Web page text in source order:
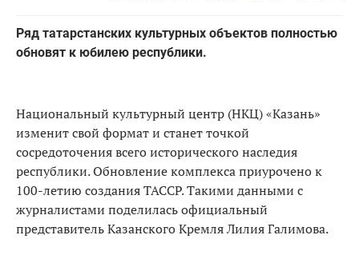
Ряд татарстанских культурных объектов полностью
обновят к юбилею республики.
Национальный культурный центр (НКЦ) «Казань»
изменит свой формат и станет точкой
сосредоточения всего исторического наследия
республики. Обновление комплекса приурочено к
100-летию создания ТАССР. Такими данными с
журналистами поделилась официальный
представитель Казанского Кремля Лилия Галимова.